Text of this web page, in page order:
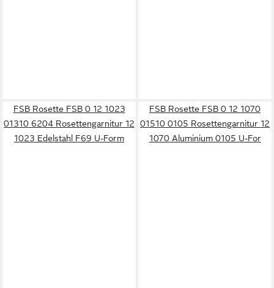
FSB Rosette FSB 0 12 1023
01310 6204 Rosettengarnitur 12
1023 Edelstahl F69 U-Form
FSB Rosette FSB 0 12 1070
01510 0105 Rosettengarnitur 12
1070 Aluminium 0105 U-For